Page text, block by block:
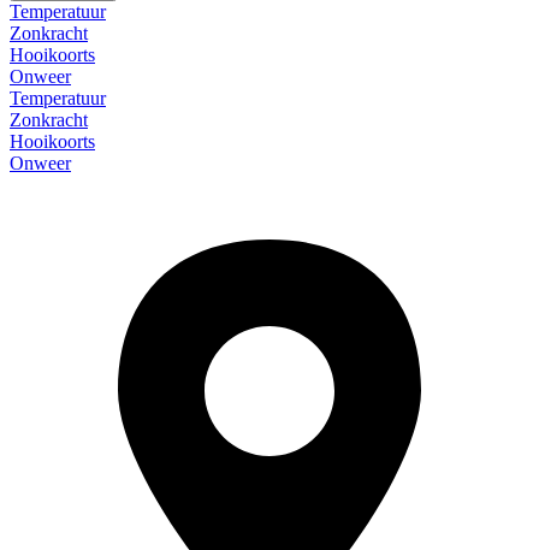
Temperatuur
Zonkracht
Hooikoorts
Onweer
Temperatuur
Zonkracht
Hooikoorts
Onweer